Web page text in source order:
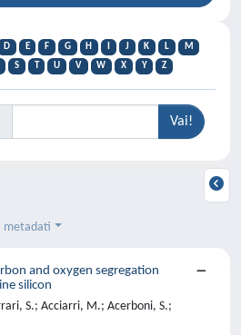
D E F G H J K L
M
S T U V W X Y Z
metadati
and oxygen segregation
silicon
S.; Acciarri, M.; Acerboni, S.;